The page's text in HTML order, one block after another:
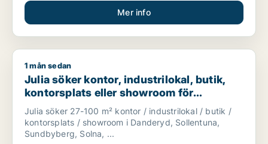
Mer info
Julia söker kontor, industrilokal, butik, kontorsplats eller
1 mån sedan
Julia söker kontor, industrilokal, butik,
kontorsplats eller showroom för
uthyrning i Danderyd, Sollentuna eller
Sundbyberg m.fl.
Julia söker 27-100 m² kontor / industrilokal / butik /
kontorsplats / showroom i Danderyd, Sollentuna,
Sundbyberg, Solna, ...